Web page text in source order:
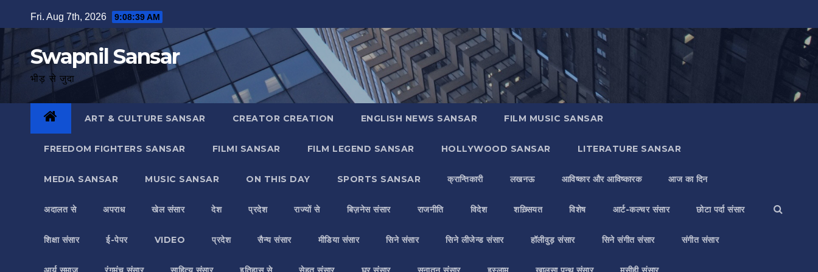
to
Fri. Aug 7th, 2026 9:08:40 AM
Swapnil Sansar
भीड़ से जुदा
ART & CULTURE SANSAR CREATOR CREATION ENGLISH NEWS SANSAR FILM MUSIC SANSAR
FREEDOM FIGHTERS SANSAR FILMI SANSAR FILM LEGEND SANSAR HOLLYWOOD SANSAR LITERATURE SANSAR
MEDIA SANSAR MUSIC SANSAR ON THIS DAY SPORTS SANSAR क्रान्तिकारी लखनऊ आविष्कार और आविष्कारक आज का दिन
अदालत से अपराध खेल संसार देश प्रदेश राज्यों से बिज़नेस संसार राजनीति विदेश शख़्सियत विशेष आर्ट-कल्चर संसार छोटा पर्दा संसार
शिक्षा संसार ई-पेपर VIDEO प्रदेश सैन्य संसार मीडिया संसार सिने संसार सिने लीजेन्ड संसार हॉलीवुड़ संसार सिने संगीत संसार संगीत संसार